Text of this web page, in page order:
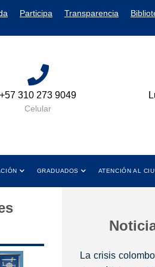
Participa Transparencia
Lun a Vie 08:00 AM A 12:00 PM
y de 01:00 PM a 05:00 PM
GRADUADOS ATENCIÓN AL
La crisis